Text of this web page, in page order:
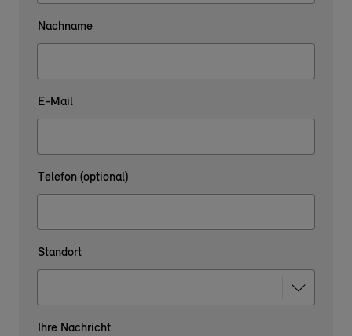
Nachname
E-Mail
Telefon (optional)
Standort
Ihre Nachricht